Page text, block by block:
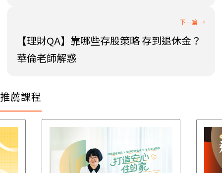
【理財QA】靠哪些存股策略 存到退休金？
華倫老師解惑
推薦課程